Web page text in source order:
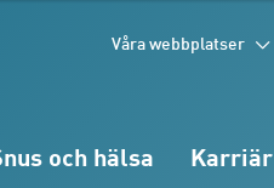
Våra webbplatser
och hälsa Karriär